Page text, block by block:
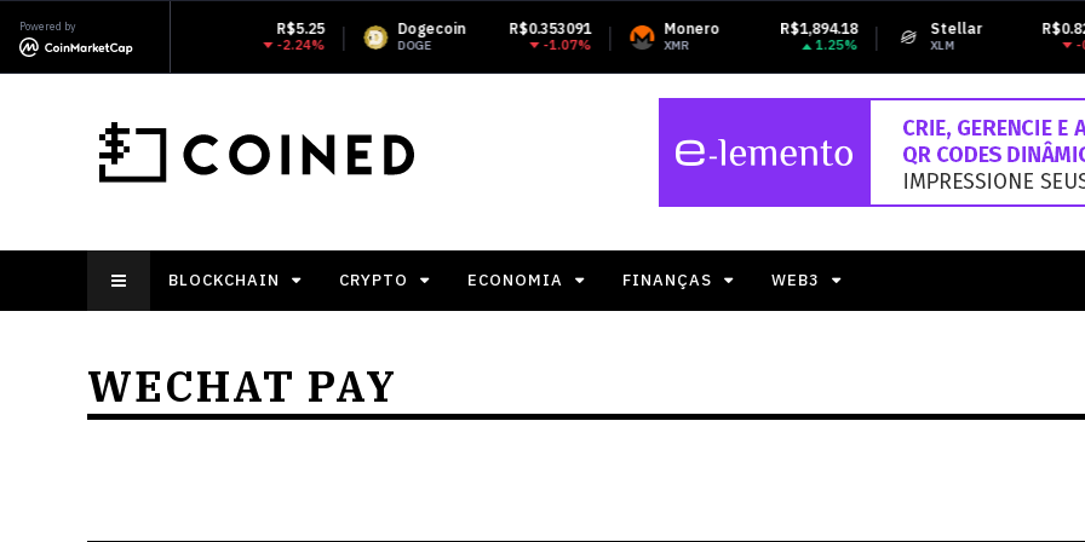
Powered by
XRP
XRP
Dogecoin R$0.353091
DOGE -1.07%
Monero R$1,894.18
XMR
Stellar R$0.824568
XLM
BLOCKCHAIN CRYPTO ECONOMIA FINANÇAS WEB3
WECHAT PAY